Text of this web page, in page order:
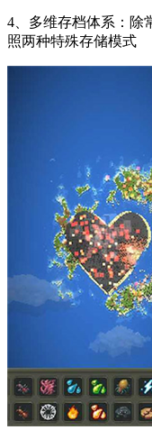
4、多维存档体系：除
照两种特殊存储模式